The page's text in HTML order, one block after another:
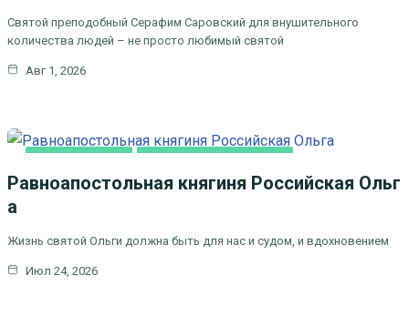
Святой преподобный Серафим Саровский для внушительного
количества людей – не просто любимый святой
Авг 1, 2026
Равноапостольная княгиня Российская Ольг
а
Жизнь святой Ольги должна быть для нас и судом, и вдохновением
Июл 24, 2026